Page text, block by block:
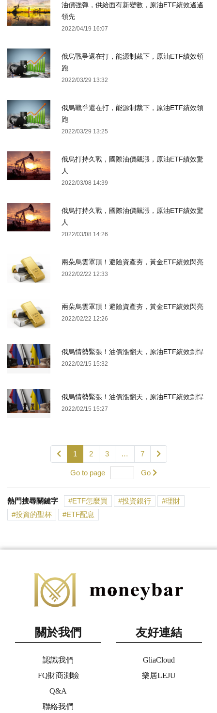
油價強彈，供給面有新變數，原油ETF績效遙遙
領先
2022/04/19 16:07
俄烏戰爭還在打，能源制裁下，原油ETF績效領
跑
2022/03/29 13:32
俄烏戰爭還在打，能源制裁下，原油ETF績效領
跑
2022/03/29 13:25
俄烏打持久戰，國際油價飆漲，原油ETF績效驚
人
2022/03/08 14:39
俄烏打持久戰，國際油價飆漲，原油ETF績效驚
人
2022/03/08 14:26
兩朵烏雲罩頂！避險資產夯，黃金ETF績效閃亮
2022/02/22 12:33
兩朵烏雲罩頂！避險資產夯，黃金ETF績效閃亮
2022/02/22 12:26
俄烏情勢緊張！油價漲翻天，原油ETF績效剽悍
2022/02/15 15:32
俄烏情勢緊張！油價漲翻天，原油ETF績效剽悍
2022/02/15 15:27
1 2 3 … 7
Go to page Go
熱門搜尋關鍵字 ETF怎麼買 投資銀行
理財
投資的聖杯
ETF配息
關於我們
認識我們
FQ財商測驗
Q&A
聯絡我們
友好連結
GliaCloud
樂居LEJU